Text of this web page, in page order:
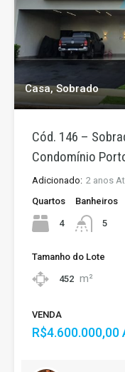
Casa, Sobrado
Cód. 146 –
Condomínio
Adicionado: 2 anos
Quartos
4
Banheiros
5
Tamanho do Lote
452 m²
VENDA